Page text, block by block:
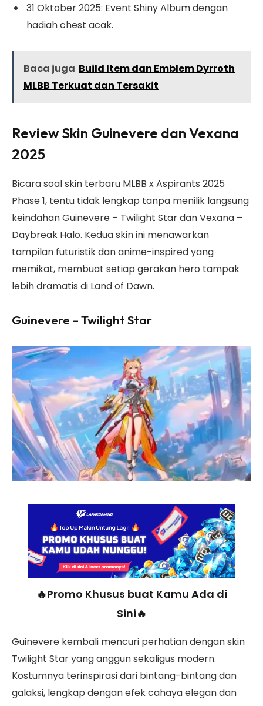
31 Oktober 2025: Event Shiny Album dengan
hadiah chest acak.
Baca juga Build Item dan Emblem Dyrroth
MLBB Terkuat dan Tersakit
Review Skin Guinevere dan Vexana
2025
Bicara soal skin terbaru MLBB x Aspirants 2025
Phase 1, tentu tidak lengkap tanpa menilik langsung
keindahan Guinevere – Twilight Star dan Vexana –
Daybreak Halo. Kedua skin ini menawarkan
tampilan futuristik dan anime-inspired yang
memikat, membuat setiap gerakan hero tampak
lebih dramatis di Land of Dawn.
Guinevere – Twilight Star
🔥Promo Khusus buat Kamu Ada di
Sini🔥
Guinevere kembali mencuri perhatian dengan skin
Twilight Star yang anggun sekaligus modern.
Kostumnya terinspirasi dari bintang-bintang dan
galaksi, lengkap dengan efek cahaya elegan dan